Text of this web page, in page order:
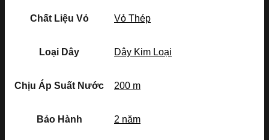
Chất Liệu Vỏ Vỏ Thép
Loại Dây Dây Kim Loại
Chịu Áp Suất Nước 200 m
Bảo Hành 2 năm